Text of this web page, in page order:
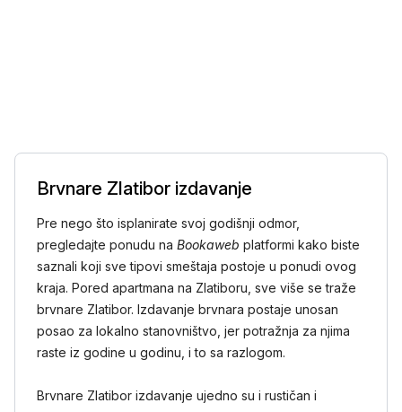
Brvnare Zlatibor izdavanje
Pre nego što isplanirate svoj godišnji odmor,
pregledajte ponudu na Bookaweb platformi kako biste
saznali koji sve tipovi smeštaja postoje u ponudi ovog
kraja. Pored apartmana na Zlatiboru, sve više se traže
brvnare Zlatibor. Izdavanje brvnara postaje unosan
posao za lokalno stanovništvo, jer potražnja za njima
raste iz godine u godinu, i to sa razlogom.
Brvnare Zlatibor izdavanje ujedno su i rustičan i